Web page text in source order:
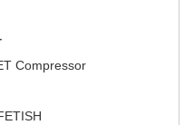
Compressor